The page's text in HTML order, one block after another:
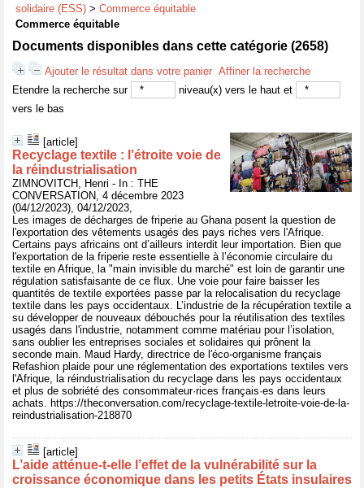
solidaire (ESS) > Commerce équitable
Commerce équitable
Documents disponibles dans cette catégorie (2658)
Ajouter le résultat dans votre panier Affiner la recherche
Etendre la recherche sur
niveau(x) vers le haut et
vers le bas
[article]
Recyclage textile : l’étroite voie de
la réindustrialisation
ZIMNOVITCH, Henri - In : THE
CONVERSATION, 4 décembre 2023
(04/12/2023), 04/12/2023,
Les images de décharges de friperie au Ghana posent la question de
l'exportation des vêtements usagés des pays riches vers l'Afrique.
Certains pays africains ont d’ailleurs interdit leur importation. Bien que
l'exportation de la friperie reste essentielle à l’économie circulaire du
textile en Afrique, la "main invisible du marché" est loin de garantir une
régulation satisfaisante de ce flux. Une voie pour faire baisser les
quantités de textile exportées passe par la relocalisation du recyclage
textile dans les pays occidentaux. L’industrie de la récupération textile a
su développer de nouveaux débouchés pour la réutilisation des textiles
usagés dans l'industrie, notamment comme matériau pour l’isolation,
sans oublier les entreprises sociales et solidaires qui prônent la
seconde main. Maud Hardy, directrice de l'éco-organisme français
Refashion plaide pour une réglementation des exportations textiles vers
l'Afrique, la réindustrialisation du recyclage dans les pays occidentaux
et plus de sobriété des consommateur·rices français·es dans leurs
achats. https://theconversation.com/recyclage-textile-letroite-voie-de-la-
reindustrialisation-218870
[article]
L’aide atténue-t-elle l’effet de la vulnérabilité sur la
croissance économique dans les petits États insulaires